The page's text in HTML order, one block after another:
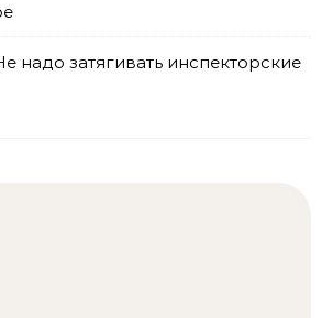
надо затягивать инспекторские